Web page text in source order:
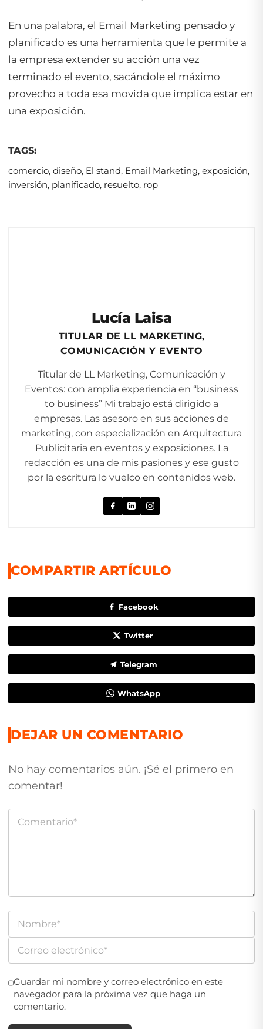
En una palabra, el Email Marketing pensado y
planificado es una herramienta que le permite a
la empresa extender su acción una vez
terminado el evento, sacándole el máximo
provecho a toda esa movida que implica estar en
una exposición.
TAGS:
comercio, diseño, El stand, Email Marketing, exposición,
inversión, planificado, resuelto, rop
Lucía Laisa
TITULAR DE LL MARKETING,
COMUNICACIÓN Y EVENTO
Titular de LL Marketing, Comunicación y
Eventos: con amplia experiencia en “business
to business” Mi trabajo está dirigido a
empresas. Las asesoro en sus acciones de
marketing, con especialización en Arquitectura
Publicitaria en eventos y exposiciones. La
redacción es una de mis pasiones y ese gusto
por la escritura lo vuelco en contenidos web.
COMPARTIR ARTÍCULO
Facebook
Twitter
Telegram
WhatsApp
DEJAR UN COMENTARIO
No hay comentarios aún. ¡Sé el primero en
comentar!
Guardar mi nombre y correo electrónico en este
navegador para la próxima vez que haga un
comentario.